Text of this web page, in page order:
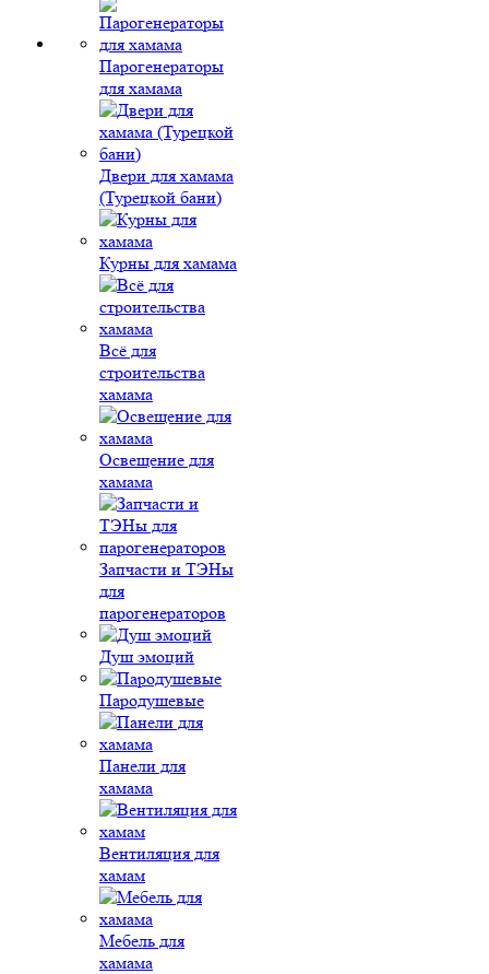
Парогенераторы
для хамама
Двери для хамама
(Турецкой бани)
Курны для хамама
Всё для
строительства
хамама
Освещение для
хамама
Запчасти и ТЭНы
для
парогенераторов
Душ эмоций
Пародушевые
Панели для
хамама
Вентиляция для
хамам
Мебель для
хамама